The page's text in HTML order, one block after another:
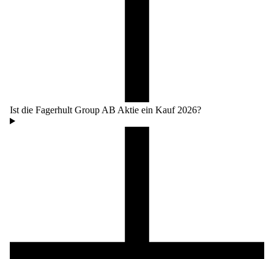
Ist die Fagerhult Group AB Aktie ein Kauf 2026?